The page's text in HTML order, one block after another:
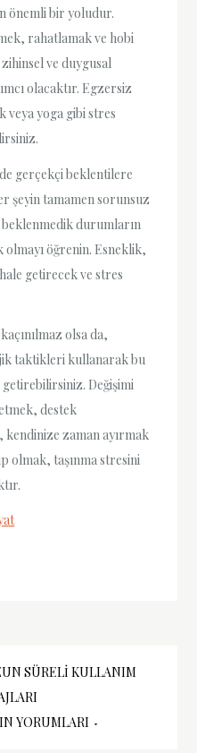
önemli bir yoludur.
rahatlamak ve hobi
ve duygusal
olacaktır. Egzersiz
veya yoga gibi stres
gerçekçi beklentilere
şeyin tamamen sorunsuz
durumların
olmayı öğrenin. Esneklik,
getirecek ve stres
olsa da,
taktikleri kullanarak bu
Değişimi
destek
zaman ayırmak
olmak, taşınma stresini
SÜRELI KULLANIM
YORUMLARI